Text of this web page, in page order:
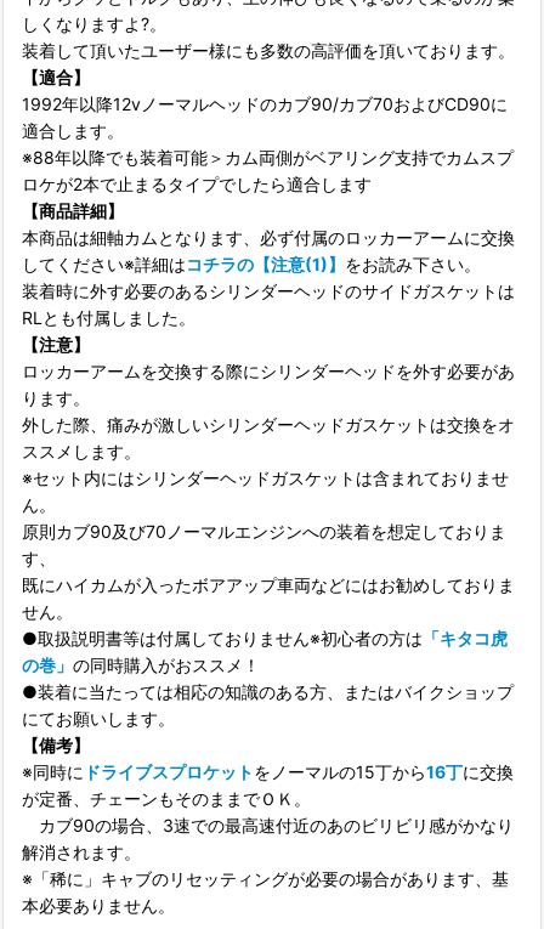
しくなりますよ?。
装着して頂いたユーザー様にも多数の高評価を頂いております。
【適合】
1992年以降12vノーマルヘッドのカブ90/カブ70およびCD90に
適合します。
※88年以降でも装着可能＞カム両側がベアリング支持でカムスプ
ロケが2本で止まるタイプでしたら適合します
【商品詳細】
本商品は細軸カムとなります、必ず付属のロッカーアームに交換
してください※詳細はコチラの【注意(1)】 をお読み下さい。
装着時に外す必要のあるシリンダーヘッドのサイドガスケットは
RLとも付属しました。
【注意】
ロッカーアームを交換する際にシリンダーヘッドを外す必要があ
ります。
外した際、痛みが激しいシリンダーヘッドガスケットは交換をオ
ススメします。
※セット内にはシリンダーヘッドガスケットは含まれておりませ
ん。
原則カブ90及び70ノーマルエンジンへの装着を想定しておりま
す、
既にハイカムが入ったボアアップ車両などにはお勧めしておりま
せん。
●取扱説明書等は付属しておりません※初心者の方は 「キタコ虎
の巻」 の同時購入がおススメ！
●装着に当たっては相応の知識のある方、またはバイクショップ
にてお願いします。
【備考】
※同時に ドライブスプロケットをノーマルの15丁から16丁に交換
が定番、チェーンもそのままでＯＫ。
カブ90の場合、3速での最高速付近のあのビリビリ感がかなり
解消されます。
※「稀に」キャブのリセッティングが必要の場合があります、基
本必要ありません。